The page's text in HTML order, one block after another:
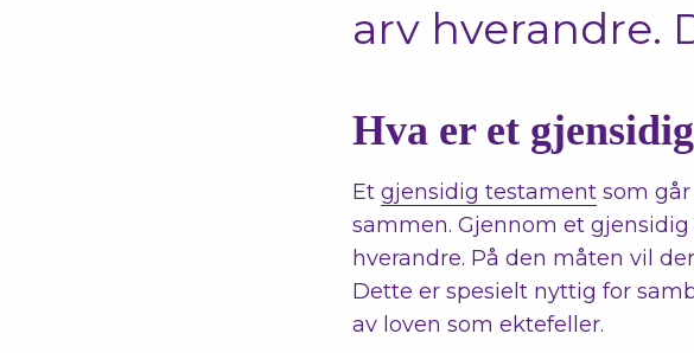
arv hverandre.
Hva er et
Et gjensidig testamentsom går
sammen. Gjennom et
hverandre. På den måten vil
Dette er spesielt nyttig for
av loven som ektefeller.